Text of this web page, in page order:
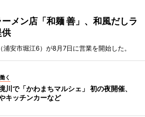
メン店「和麺 善」、和風だしラ
供
安市堀江6）が8月7日に営業を開始した。
く
川で「かわまちマルシェ」 初の夜開催、
キッチンカーなど